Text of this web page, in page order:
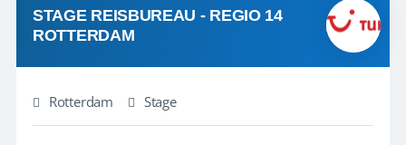
boeken! ...
STAGE REISBUREAU - REGIO 14
ROTTERDAM
Rotterdam Stage